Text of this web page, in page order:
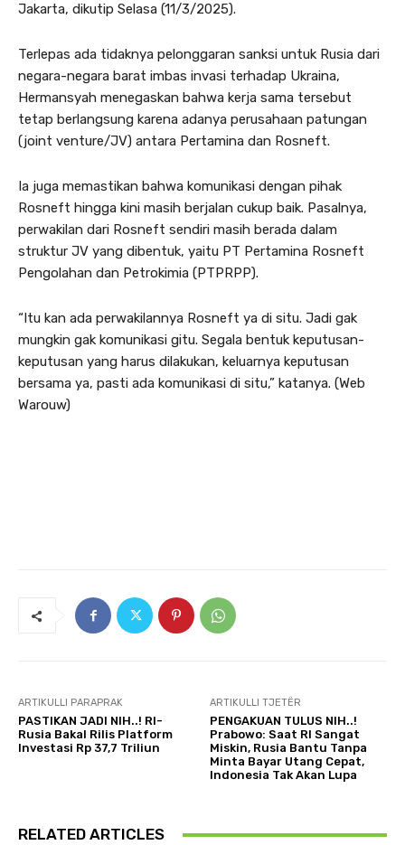
Jakarta, dikutip Selasa (11/3/2025).
Terlepas ada tidaknya pelonggaran sanksi untuk Rusia dari
negara-negara barat imbas invasi terhadap Ukraina,
Hermansyah menegaskan bahwa kerja sama tersebut
tetap berlangsung karena adanya perusahaan patungan
(joint venture/JV) antara Pertamina dan Rosneft.
Ia juga memastikan bahwa komunikasi dengan pihak
Rosneft hingga kini masih berjalan cukup baik. Pasalnya,
perwakilan dari Rosneft sendiri masih berada dalam
struktur JV yang dibentuk, yaitu PT Pertamina Rosneft
Pengolahan dan Petrokimia (PTPRPP).
“Itu kan ada perwakilannya Rosneft ya di situ. Jadi gak
mungkin gak komunikasi gitu. Segala bentuk keputusan-
keputusan yang harus dilakukan, keluarnya keputusan
bersama ya, pasti ada komunikasi di situ,” katanya. (Web
Warouw)
ARTIKULLI PARAPRAK
PASTIKAN JADI NIH..! RI-
Rusia Bakal Rilis Platform
Investasi Rp 37,7 Triliun
ARTIKULLI TJETËR
PENGAKUAN TULUS NIH..!
Prabowo: Saat RI Sangat
Miskin, Rusia Bantu Tanpa
Minta Bayar Utang Cepat,
Indonesia Tak Akan Lupa
RELATED ARTICLES